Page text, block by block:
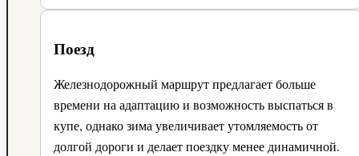
Поезд
Железнодорожный маршрут предлагает больше
времени на адаптацию и возможность выспаться в
купе, однако зима увеличивает утомляемость от
долгой дороги и делает поездку менее динамичной.